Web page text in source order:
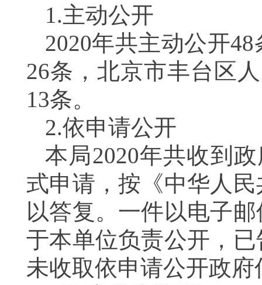
1.主动公开
2020年共主动公开48
26条，北京市丰台区
13条。
2.依申请公开
本局2020年共收到
式申请，按《中华人
以答复。一件以电子
于本单位负责公开，
未收取依申请公开政